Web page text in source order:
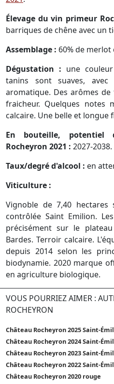
Élevage du vin primeur
barriques de chêne avec un
Assemblage : 60% de merlot
Dégustation : une
tanins sont suaves, avec
aromatique. Des arômes
fraicheur. Quelques notes
calcaire. Une belle et longue
En bouteille, potentiel
Rocheyron 2021 : 2027-2038.
Taux/degré d'alcool : en
Viticulture :
Vignoble de 7,40
contrôlée Saint Emilion.
précisément sur le
Bardes. Terroir calcaire.
depuis 2014 selon les
biodynamie. 2020 marque
en agriculture biologique.
VOUS POURRIEZ AIMER :
ROCHEYRON
Château Rocheyron 2025 Saint-
Château Rocheyron 2024 Saint-
Château Rocheyron 2023 Saint-
Château Rocheyron 2022 Saint-
Château Rocheyron 2020 rouge